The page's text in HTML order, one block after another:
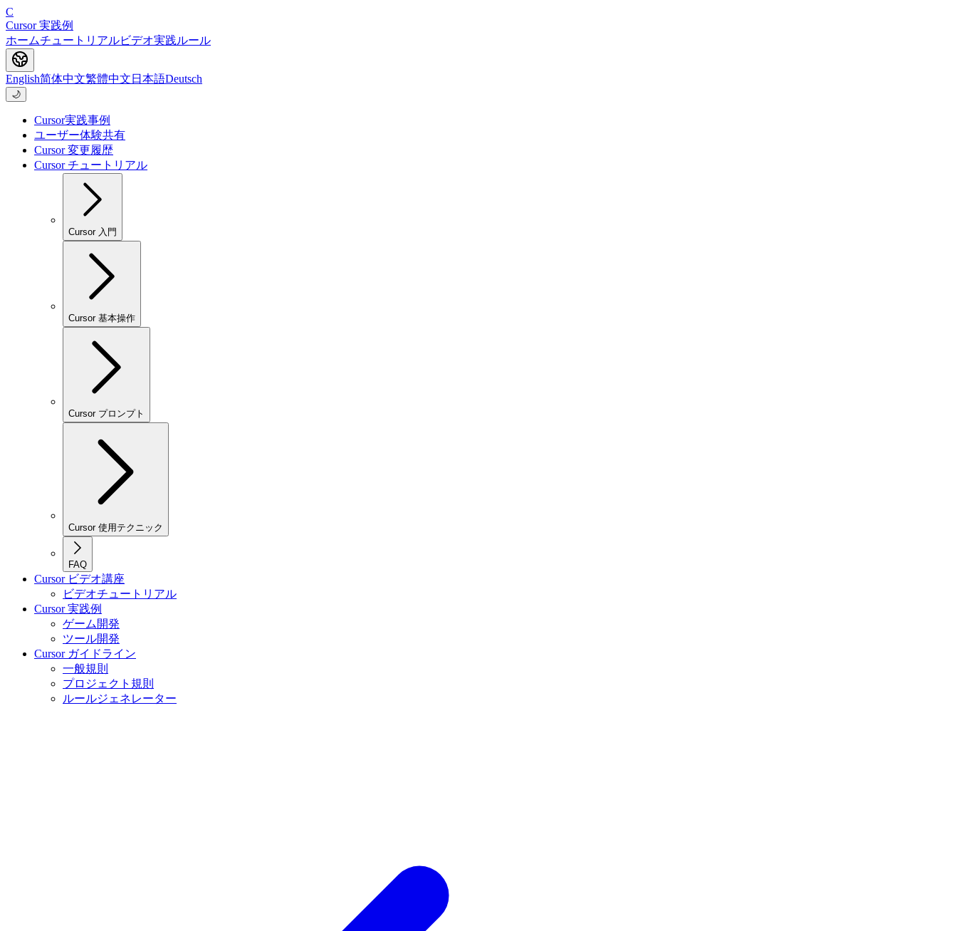
C
Cursor 実践例
ホームチュートリアルビデオ実践ルール
English简体中文繁體中文 日本語Deutsch
🌙
Cursor実践事例
ユーザー体験共有
Cursor 変更履歴
Cursor チュートリアル
Cursor 入門
Cursor 基本操作
Cursor プロンプト
Cursor 使用テクニック
FAQ
Cursor ビデオ講座
ビデオチュートリアル
Cursor 実践例
ゲーム開発
ツール開発
Cursor ガイドライン
一般規則
プロジェクト規則
ルールジェネレーター